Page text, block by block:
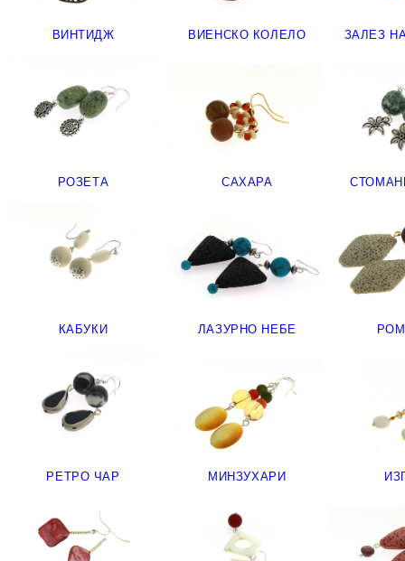
ВИНТИДЖ ВИЕНСКО КОЛЕЛО ЗАЛЕЗ
РОЗЕТА САХАРА
КАБУКИ ЛАЗУРНО НЕБЕ
РЕТРО ЧАР МИНЗУХАРИ